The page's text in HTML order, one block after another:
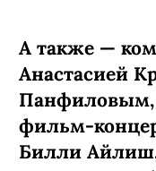
А также —
Анастасией
Панфиловым,
фильм-
Билли